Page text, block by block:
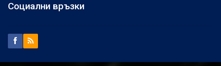
Социални връзки